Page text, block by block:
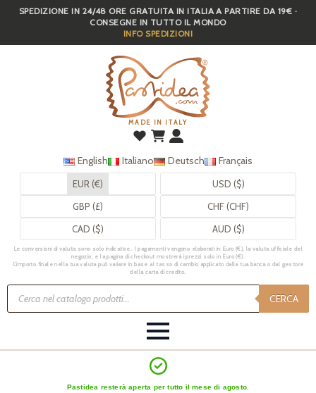
SkipSPEDIZIONE IN 24/48 ORE GRATUITA IN ITALIA A PARTIRE DA 19€ ·
CONSEGNE IN TUTTO IL MONDO
INFO SPEDIZIONI
MADE IN ITALY
English Italiano Deutsch Français
EUR (€)
USD ($)
GBP (£)
CHF (CHF)
CAD ($)
AUD ($)
Le conversioni di valuta sono solo indicative. I pagamenti vengono elaborati in Euro (€), la valuta ufficiale del
negozio, e la pagina di checkout mostrerà i prezzi solo in Euro (€).
L’importo finale nella tua valuta può variare in base al tasso di cambio applicato dalla tua banca o dal gestore
della carta di credito.
Ricerca
prodotti CERCA
Pastidea resterà aperta per tutto il mese di agosto.